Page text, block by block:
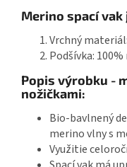
Merino spací
Vrchný
Podšívka:
Popis výrobku -
nožičkami:
Bio-bavlnený
merino vlny s
Využitie